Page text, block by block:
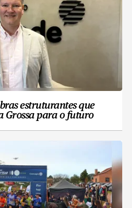
estruturantes que
Grossa para o futuro